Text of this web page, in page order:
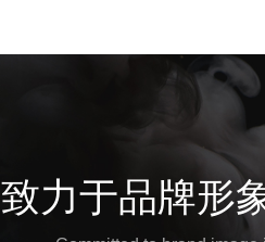
致力于品牌形